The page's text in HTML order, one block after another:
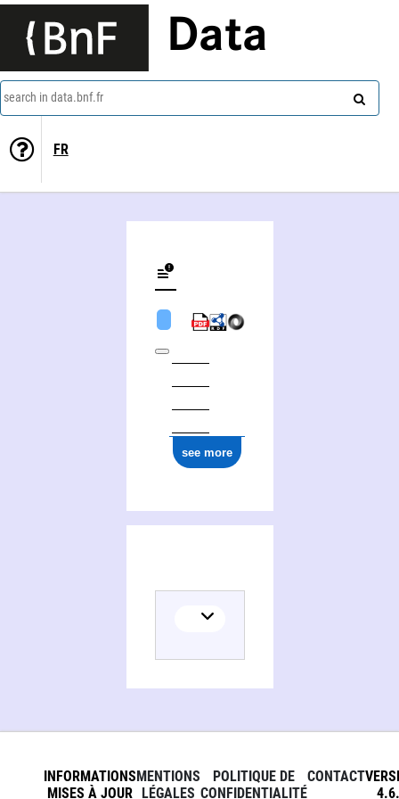
Data
search in data.bnf.fr
FR
see more
INFORMATIONS
MISES À JOUR
MENTIONS
LÉGALES
POLITIQUE DE
CONFIDENTIALITÉ
CONTACT